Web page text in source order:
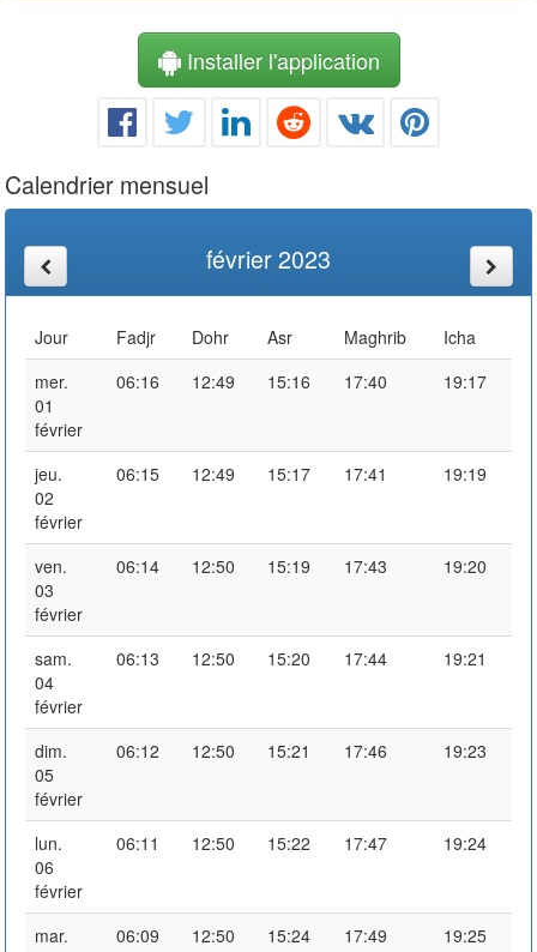
Installer l'application
Calendrier mensuel
février 2023
Jour Fadjr Dohr Asr Maghrib
Icha
mer.
01
février
06:16 12:49 15:16 17:40 19:17
jeu.
02
février
06:15 12:49 15:17 17:41 19:19
ven.
03
février
06:14 12:50 15:19 17:43 19:20
sam.
04
février
06:13 12:50 15:20 17:44 19:21
dim.
05
février
06:12 12:50 15:21 17:46 19:23
lun.
06
février
06:11 12:50 15:22 17:47 19:24
mar.
06:09 12:50 15:24 17:49 19:25